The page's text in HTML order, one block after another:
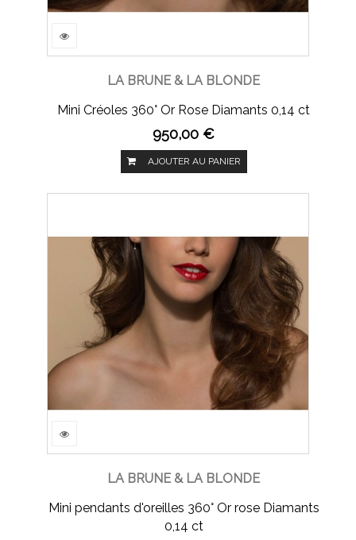
LA BRUNE & LA BLONDE
Mini Créoles 360° Or Rose Diamants 0,14 ct
950,00 €
AJOUTER AU PANIER
LA BRUNE & LA BLONDE
Mini pendants d'oreilles 360° Or rose Diamants
0,14 ct